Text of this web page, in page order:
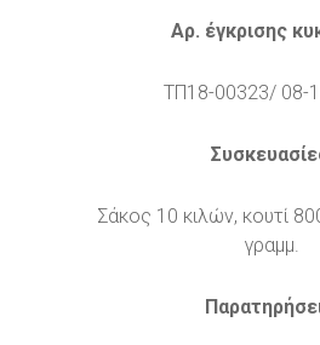
Αρ. έγκρισης
ΤΠ18-00323/ 08-
Σάκος 10 κιλών, κουτί
γραμμ.